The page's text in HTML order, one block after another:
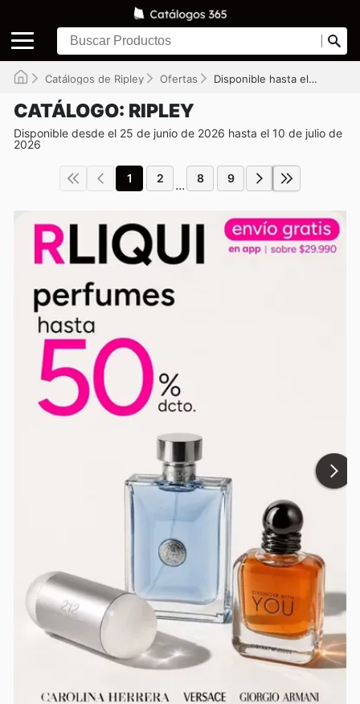
Catálogos de Ripley Ofertas Disponible hasta el 10-07-2026
CATÁLOGO: RIPLEY
Disponible desde el 25 de junio de 2026 hasta el 10 de julio de
2026
1 2 ... 8 9